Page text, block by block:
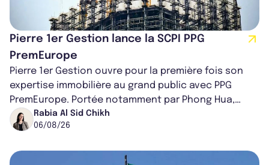
Pierre 1er Gestion lance la SCPI PPG
PremEurope
Pierre 1er Gestion ouvre pour la première fois son
expertise immobilière au grand public avec PPG
PremEurope. Portée notamment par Phong Hua,
ancien directeur des investissements d...
Rabia Al Sid Chikh
06/08/26